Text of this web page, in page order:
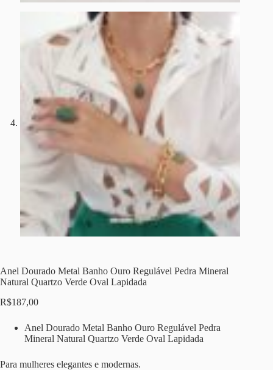
Anel Dourado Metal Banho Ouro Regulável Pedra Mineral
Natural Quartzo Verde Oval Lapidada
R$187,00
Anel Dourado Metal Banho Ouro Regulável Pedra
Mineral Natural Quartzo Verde Oval Lapidada
Para mulheres elegantes e modernas.